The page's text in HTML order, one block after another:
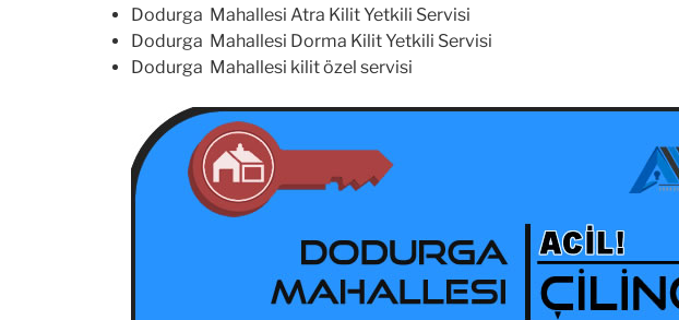
Dodurga Mahallesi Atra Kilit Yetkili Servisi
Dodurga Mahallesi Dorma Kilit Yetkili Servisi
Dodurga Mahallesi kilit özel servisi